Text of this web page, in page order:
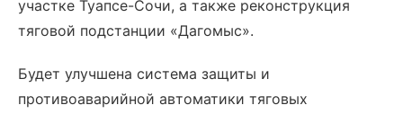
участке Туапсе-Сочи, а также реконструкция
тяговой подстанции «Дагомыс».
Будет улучшена система защиты и
противоаварийной автоматики тяговых